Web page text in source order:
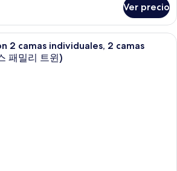
Ver precio
Habitación de hotel con dos camas,
2 camas individuales, 2 camas
패밀리 트윈)